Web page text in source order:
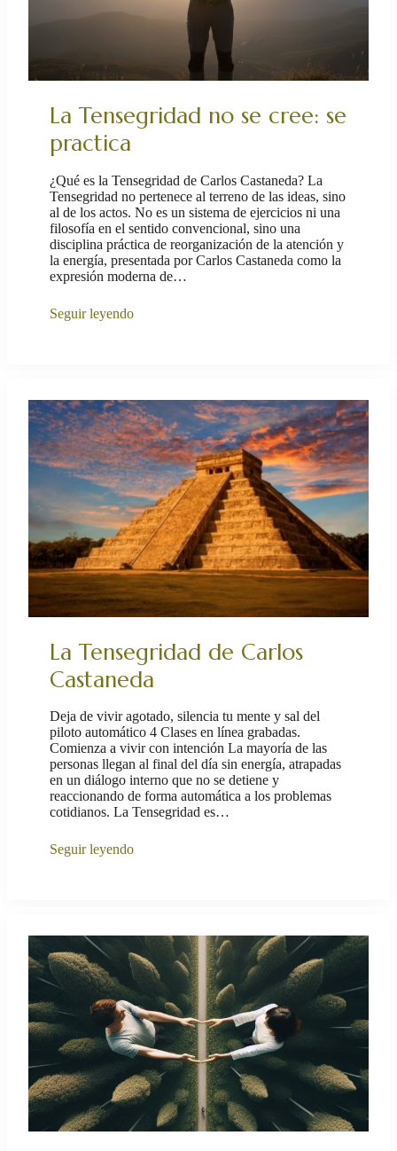
La Tensegridad no se cree: se
practica
¿Qué es la Tensegridad de Carlos Castaneda? La
Tensegridad no pertenece al terreno de las ideas, sino
al de los actos. No es un sistema de ejercicios ni una
filosofía en el sentido convencional, sino una
disciplina práctica de reorganización de la atención y
la energía, presentada por Carlos Castaneda como la
expresión moderna de…
Seguir leyendo
La Tensegridad de Carlos
Castaneda
Deja de vivir agotado, silencia tu mente y sal del
piloto automático 4 Clases en línea grabadas.
Comienza a vivir con intención La mayoría de las
personas llegan al final del día sin energía, atrapadas
en un diálogo interno que no se detiene y
reaccionando de forma automática a los problemas
cotidianos. La Tensegridad es…
Seguir leyendo